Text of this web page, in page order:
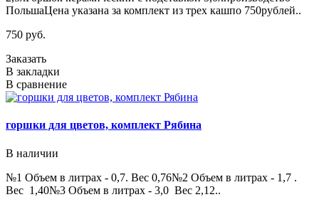
ПольшаЦена указана за комплект из трех кашпо 750рублей..
750 руб.
Заказать
В закладки
В сравнение
горшки для цветов, комплект Рябина
В наличии
№1 Объем в литрах - 0,7. Вес 0,76№2 Объем в литрах - 1,7 .
Вес 1,40№3 Объем в литрах - 3,0 Вес 2,12..